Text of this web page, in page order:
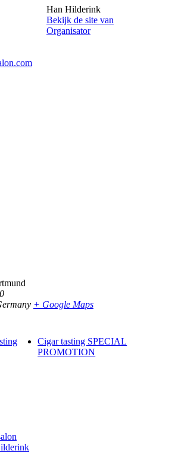
Han Hilderink
Bekijk de site van
Organisator
+ Google Maps
Cigar tasting SPECIAL
PROMOTION